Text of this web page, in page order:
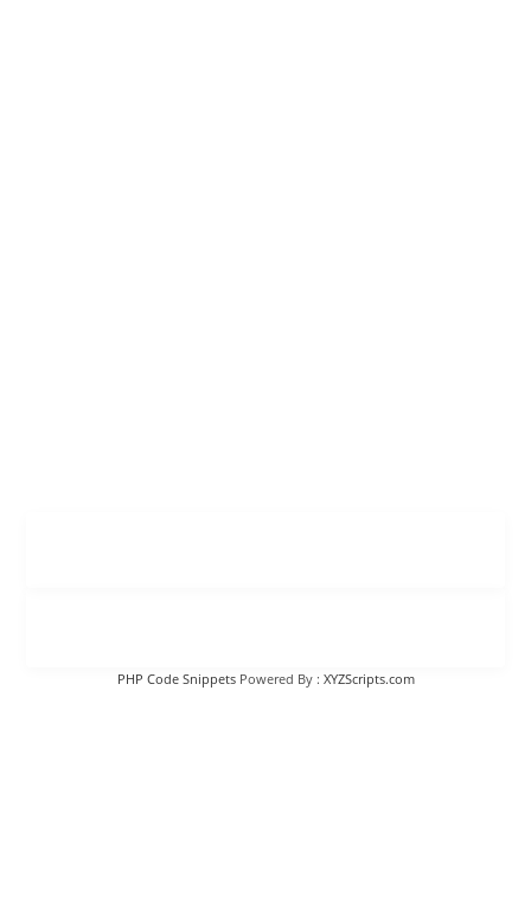
PHP Code SnippetsPowered By : XYZScripts.com